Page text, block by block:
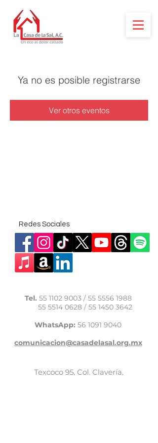
Ya no es posible registrarse
Ver otros eventos
Redes Sociales
Tel. 55 1102 9003 / 55 5556 1988
55 5514 0628/ 55 1450 3642
WhatsApp: 56 1091 9040
comunicacion@casadelasal.org.mx
Texcoco 95, Col. Clavería,